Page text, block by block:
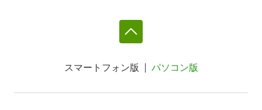
スマートフォン版 パソコン版